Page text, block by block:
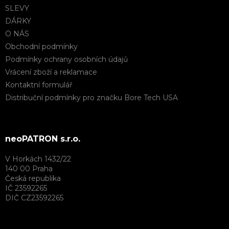
SLEVY
DÁRKY
O NÁS
Obchodní podmínky
Podmínky ochrany osobních údajů
Vrácení zboží a reklamace
Kontaktní formulář
Distribuční podmínky pro značku Bore Tech USA
neoPATRON s.r.o.
V Horkách 1432/22
140 00 Praha
Česká republika
IČ 23592265
DIČ CZ23592265